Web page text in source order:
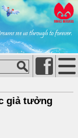
giả tưởng